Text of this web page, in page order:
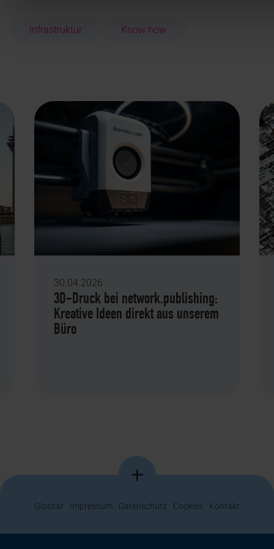
Infrastruktur Know how
30.04.2026
3D-Druck bei network.publishing:
Kreative Ideen direkt aus unserem
Büro
Glossar Impressum Datenschutz Cookies Kontakt